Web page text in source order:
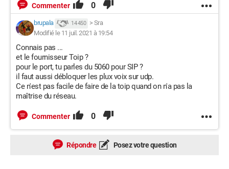
Commenter 0
brupala 14 450 > Sra
Modifié le 11 juil. 2021 à 19:54
Connais pas ...
et le fournisseur Toip ?
pour le port, tu parles du 5060 pour SIP ?
il faut aussi débloquer les plux voix sur udp.
Ce n'est pas facile de faire de la toip quand on n'a pas la
maîtrise du réseau.
Commenter 0
Répondre Posez votre question